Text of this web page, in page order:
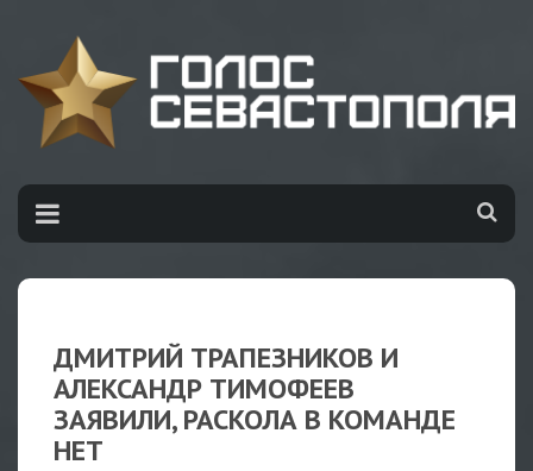
ДМИТРИЙ ТРАПЕЗНИКОВ И
АЛЕКСАНДР ТИМОФЕЕВ
ЗАЯВИЛИ, РАСКОЛА В КОМАНДЕ
НЕТ